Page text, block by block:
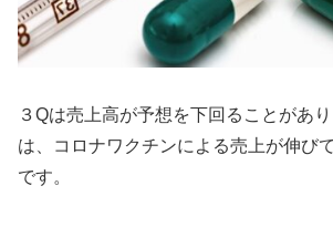
３Qは売上高が予想を下回ることがあ
は、コロナワクチンによる売上が伸び
です。